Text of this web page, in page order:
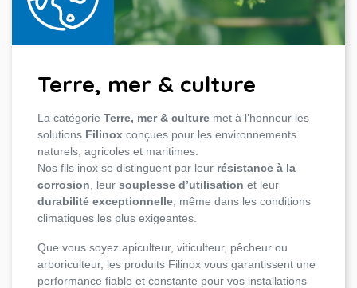
Terre, mer & culture
La catégorie Terre, mer & culture met à l’honneur les
solutions Filinox conçues pour les environnements
naturels, agricoles et maritimes.
Nos fils inox se distinguent par leur résistance à la
corrosion , leur souplesse d’utilisation et leur
durabilité exceptionnelle , même dans les conditions
climatiques les plus exigeantes.
Que vous soyez apiculteur, viticulteur, pêcheur ou
arboriculteur, les produits Filinox vous garantissent une
performance fiable et constante pour vos installations